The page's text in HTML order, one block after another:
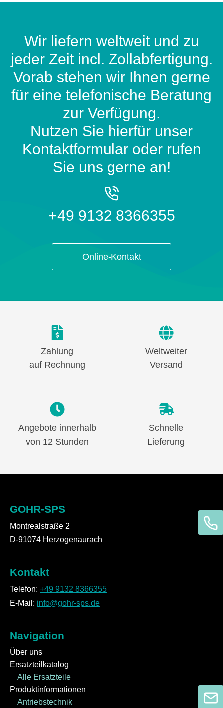
Wir liefern weltweit und zu
jeder Zeit incl. Zollabfertigung.
Vorab stehen wir Ihnen gerne
für eine telefonische Beratung
zur Verfügung.
Nutzen Sie hierfür unser
Kontaktformular oder rufen
Sie uns gerne an!
+49 9132 8366355
Online-Kontakt
Zahlung
auf Rechnung
Weltweiter
Versand
Angebote innerhalb
von 12 Stunden
Schnelle
Lieferung
GOHR-SPS
Montrealstraße 2
D-91074 Herzogenaurach
Kontakt
Telefon: +49 9132 8366355
E-Mail: info@gohr-sps.de
Navigation
Über uns
Ersatzteilkatalog
Alle Ersatzteile
Produktinformationen
Antriebstechnik